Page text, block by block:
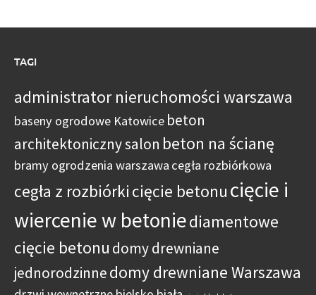
TAGI
administrator nieruchomości warszawa
baseny ogrodowe Katowice beton
architektoniczny salon beton na ścianę
bramy ogrodzenia warszawa cegła rozbiórkowa
cegła z rozbiórki cięcie betonu cięcie i
wiercenie w betoniediamentowe
cięcie betonu domy drewniane
jednorodzinnedomy drewniane Warszawa